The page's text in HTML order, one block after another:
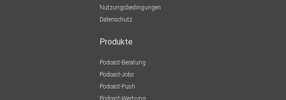
Nutzungsbedingungen
Datenschutz
Produkte
Podcast-Beratung
Podcast-Jobs
Podcast-Push
Podcast-Werbung